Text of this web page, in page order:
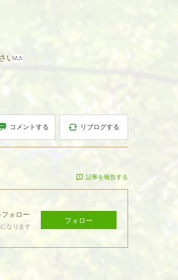
い
コメントする リブログする
記事を報告する
フォロー
なります
フォロー